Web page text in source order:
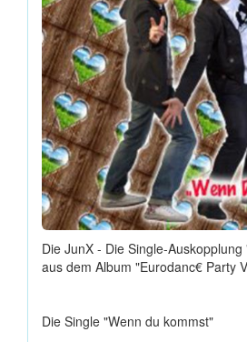
Die JunX - Die Single-
aus dem Album "Eurodanc€ Party
Die Single "Wenn du kommst"